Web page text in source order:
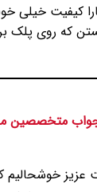
کیفیت خیلی
که روی پلک
متخصصین
خوشحالیم